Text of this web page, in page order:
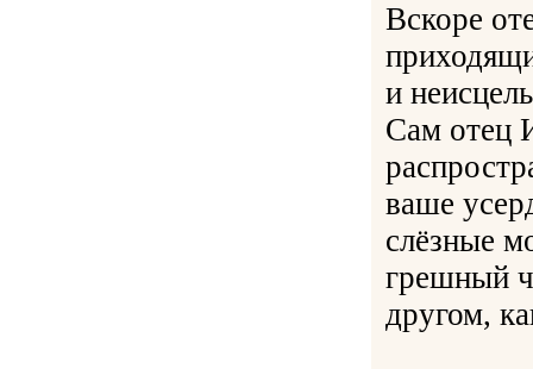
Вскоре
и
Сам отец
ваше
слёзные
грешный
другом,